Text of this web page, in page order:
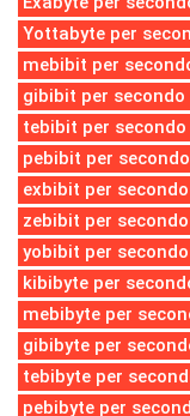
Yottabyte per
mebibit per
gibibit per
tebibit per
pebibit per
exbibit per
zebibit per
yobibit per
kibibyte per
mebibyte per
gibibyte per
tebibyte per
pebibyte per